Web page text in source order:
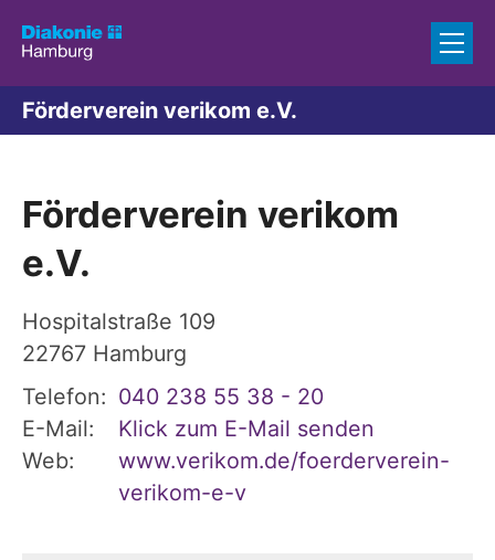
Förderverein verikom e.V.
Förderverein verikom
e.V.
Hospitalstraße 109
22767 Hamburg
Telefon: 040 238 55 38 - 20
E-Mail:
Klick zum E-Mail senden
Web:
www.verikom.de/foerderverein-
verikom-e-v